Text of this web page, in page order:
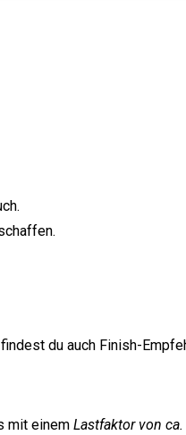
du auch Finish-
mit einem Lastfaktor von